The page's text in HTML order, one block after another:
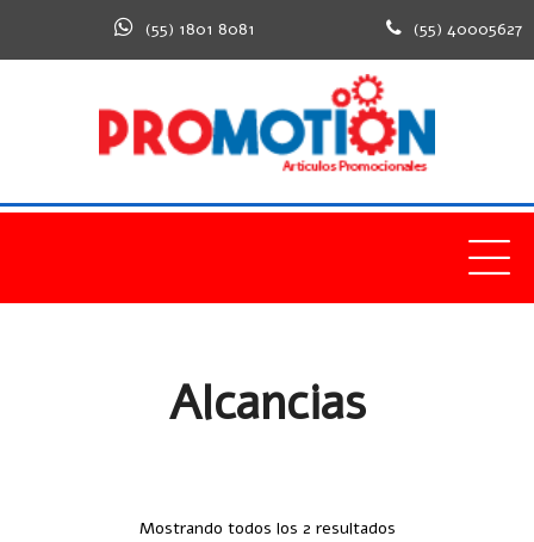
(55) 1801 8081 (55) 40005627
Alcancias
Mostrando todos los 2 resultados